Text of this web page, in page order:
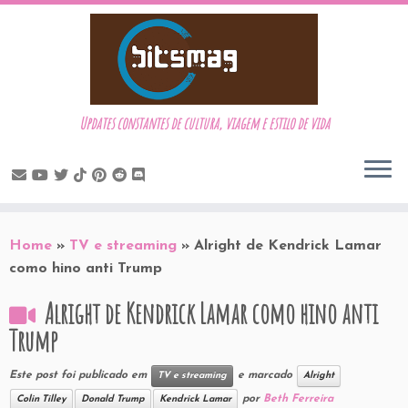
to
content
Updates constantes de cultura, viagem e estilo de vida
Home » TV e streaming » Alright de Kendrick Lamar
como hino anti Trump
Alright de Kendrick Lamar como hino anti
Trump
Este post foi publicado em TV e streaming e marcado Alright
Colin Tilley Donald Trump Kendrick Lamar por Beth Ferreira